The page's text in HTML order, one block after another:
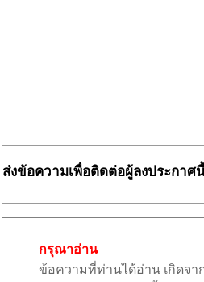
ส่งข้อความเพื่อติดต่อผู้ลงประกาศ
กรุณาอ่าน
ข้อความที่ท่านได้อ่าน เกิดจา